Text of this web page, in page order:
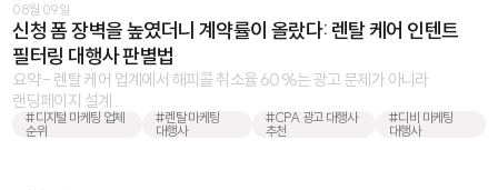
08월 09일
신청 폼 장벽을 높였더니 계약률이 올랐다: 렌탈 케어 인텐트
필터링 대행사 판별법
요약 - 렌탈 케어 업계에서 해피콜 취소율 60%는 광고 문제가 아니라
랜딩페이지 설계 ...
#디지털 마케팅 업체
순위
#렌탈 마케팅
대행사
#CPA 광고 대행사
추천
#디비 마케팅
대행사